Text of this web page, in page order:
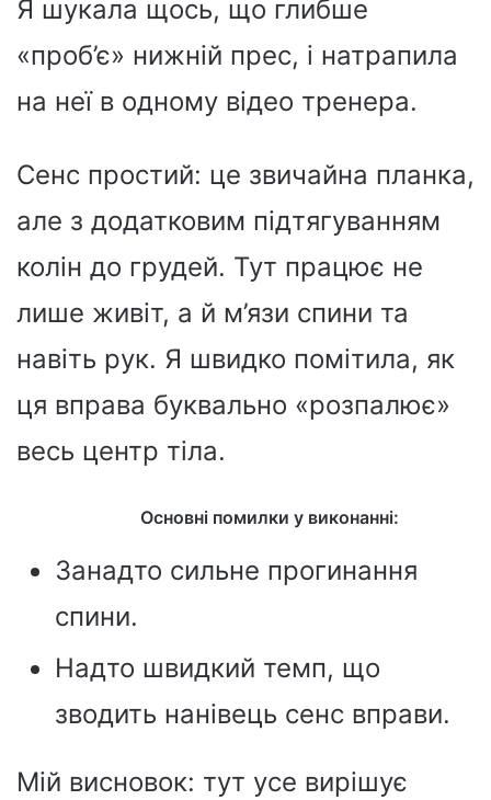
Я шукала щось, що глибше
«проб’є» нижній прес, і натрапила
на неї в одному відео тренера.
Сенс простий: це звичайна планка,
але з додатковим підтягуванням
колін до грудей. Тут працює не
лише живіт, а й м’язи спини та
навіть рук. Я швидко помітила, як
ця вправа буквально «розпалює»
весь центр тіла.
Основні помилки у виконанні:
Занадто сильне прогинання
спини.
Надто швидкий темп, що
зводить нанівець сенс вправи.
Мій висновок: тут усе вирішує